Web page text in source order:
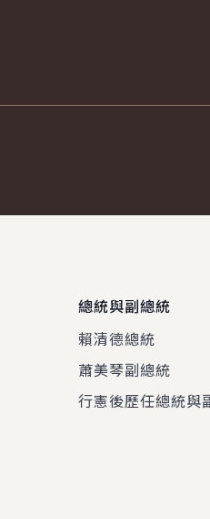
總統與副總統
賴清德總統
蕭美琴副總統
行憲後歷任總統與